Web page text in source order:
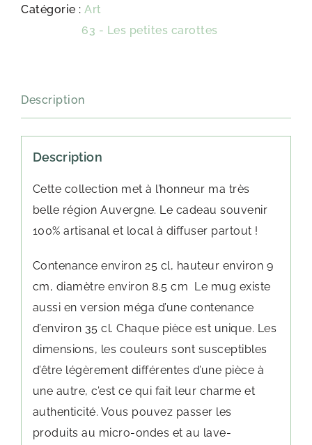
Catégorie : Art
63 - Les petites carottes
Description
Description
Cette collection met à l’honneur ma très
belle région Auvergne. Le cadeau souvenir
100% artisanal et local à diffuser partout !
Contenance environ 25 cl, hauteur environ 9
cm, diamètre environ 8.5 cm Le mug existe
aussi en version méga d’une contenance
d’environ 35 cl.Chaque pièce est unique. Les
dimensions, les couleurs sont susceptibles
d’être légèrement différentes d’une pièce à
une autre, c’est ce qui fait leur charme et
authenticité. Vous pouvez passer les
produits au micro-ondes et au lave-